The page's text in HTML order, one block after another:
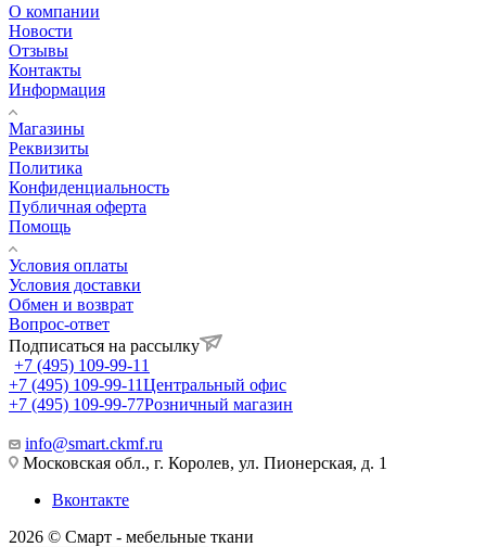
О компании
Новости
Отзывы
Контакты
Информация
Магазины
Реквизиты
Политика
Конфиденциальность
Публичная оферта
Помощь
Условия оплаты
Условия доставки
Обмен и возврат
Вопрос-ответ
Подписаться на рассылку
+7 (495) 109-99-11
+7 (495) 109-99-11Центральный офис
+7 (495) 109-99-77Розничный магазин
info@smart.ckmf.ru
Московская обл., г. Королев, ул. Пионерская, д. 1
Вконтакте
2026 © Смарт - мебельные ткани